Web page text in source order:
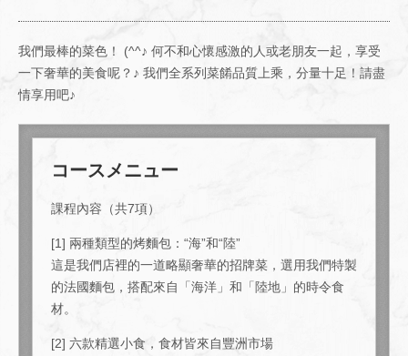
我們最棒的菜色！ (^^♪ 何不和心懷感激的人或老朋友一起，享受
一下奢華的美食呢？♪ 我們全系列菜餚品質上乘，分量十足！請盡
情享用吧♪
コースメニュー
課程內容（共7項）
[1] 兩種類型的烤麵包：“海”和“陸”
這是我們店裡的一道略顯奢華的招牌菜，選用我們特製
的法國麵包，搭配來自「海洋」和「陸地」的時令食
材。
[2] 六款精選小食，食材皆來自豐洲市場